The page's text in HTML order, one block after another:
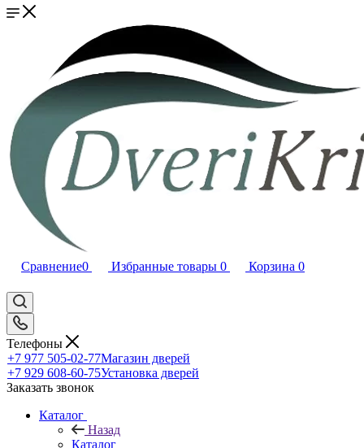
Сравнение0 Избранные товары 0 Корзина 0
Телефоны
+7 977 505-02-77Магазин дверей
+7 929 608-60-75Установка дверей
Заказать звонок
Каталог
Назад
Каталог